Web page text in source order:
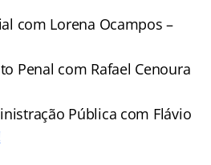
com Lorena Ocampos –
Penal com Rafael Cenoura
Pública com Flávio